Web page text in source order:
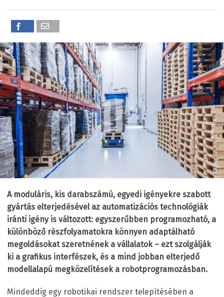
A moduláris, kis darabszámú, egyedi igényekre szabott
gyártás elterjedésével az automatizációs technológiák
iránti igény is változott: egyszerűbben programozható, a
különböző részfolyamatokra könnyen adaptálható
megoldásokat szeretnének a vállalatok – ezt szolgálják
ki a grafikus interfészek, és a mind jobban elterjedő
modellalapú megközelítések a robotprogramozásban.
Mindeddig egy robotikai rendszer telepítésében a